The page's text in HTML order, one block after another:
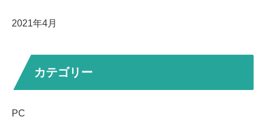
2021年4月
カテゴリー
PC